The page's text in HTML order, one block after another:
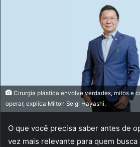
Cirurgia plástica envolve verdades, mitos e
operar, explica Milton Seigi Hayashi.
O que você precisa saber antes de
vez mais relevante para quem busca